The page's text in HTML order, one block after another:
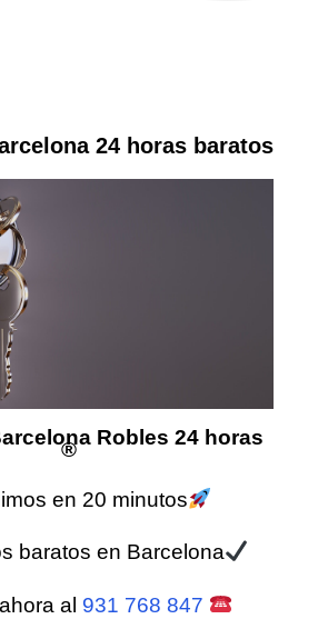
24 horas baratos
Robles 24 horas
®
en 20 minutos
baratos en Barcelona
al 931 768 847